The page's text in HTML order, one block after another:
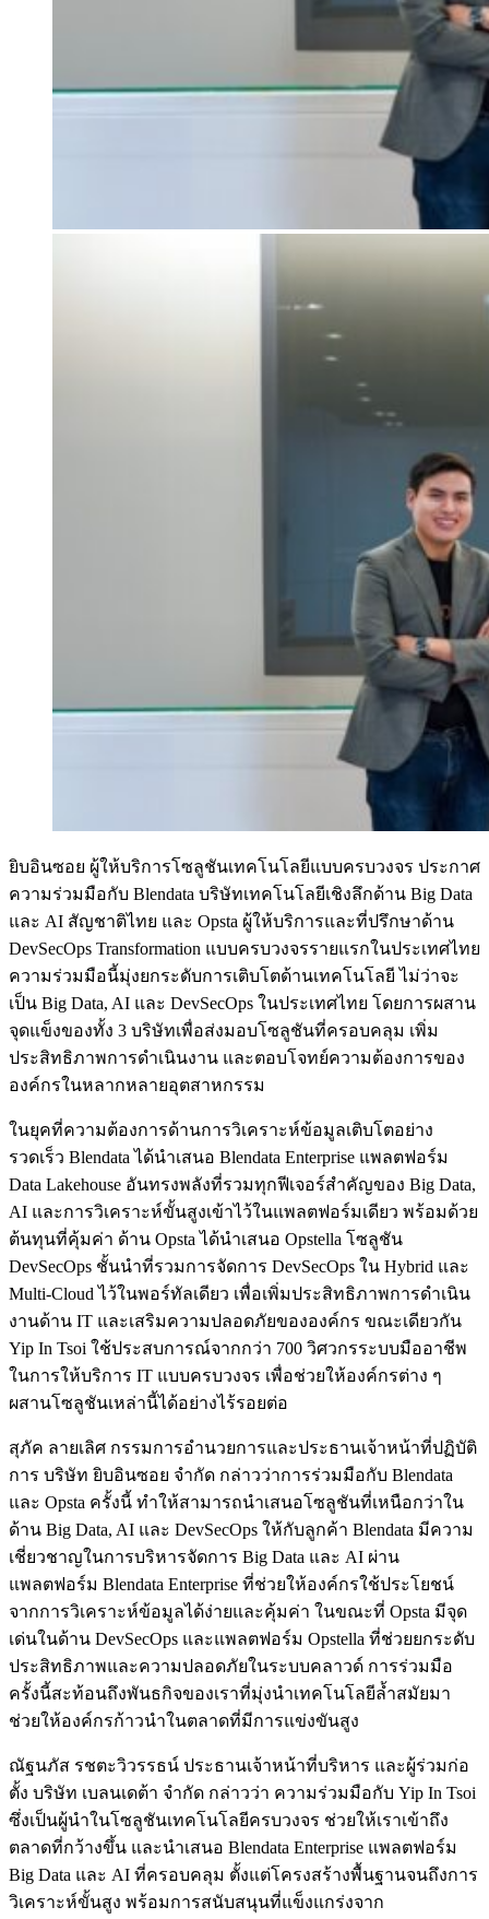
ยิบอินซอย ผู้ให้บริการโซลูชันเทคโนโลยีแบบครบวงจร ประกาศ
ความร่วมมือกับ Blendata บริษัทเทคโนโลยีเชิงลึกด้าน Big Data
และ AI สัญชาติไทย และ Opsta ผู้ให้บริการและที่ปรึกษาด้าน
DevSecOps Transformation แบบครบวงจรรายแรกในประเทศไทย
ความร่วมมือนี้มุ่งยกระดับการเติบโตด้านเทคโนโลยี ไม่ว่าจะ
เป็น Big Data, AI และ DevSecOps ในประเทศไทย โดยการผสาน
จุดแข็งของทั้ง 3 บริษัทเพื่อส่งมอบโซลูชันที่ครอบคลุม เพิ่ม
ประสิทธิภาพการดำเนินงาน และตอบโจทย์ความต้องการของ
องค์กรในหลากหลายอุตสาหกรรม
ในยุคที่ความต้องการด้านการวิเคราะห์ข้อมูลเติบโตอย่าง
รวดเร็ว Blendata ได้นำเสนอ Blendata Enterprise แพลตฟอร์ม
Data Lakehouse อันทรงพลังที่รวมทุกฟีเจอร์สำคัญของ Big Data,
AI และการวิเคราะห์ขั้นสูงเข้าไว้ในแพลตฟอร์มเดียว พร้อมด้วย
ต้นทุนที่คุ้มค่า ด้าน Opsta ได้นำเสนอ Opstella โซลูชัน
DevSecOps ชั้นนำที่รวมการจัดการ DevSecOps ใน Hybrid และ
Multi-Cloud ไว้ในพอร์ทัลเดียว เพื่อเพิ่มประสิทธิภาพการดำเนิน
งานด้าน IT และเสริมความปลอดภัยขององค์กร ขณะเดียวกัน
Yip In Tsoi ใช้ประสบการณ์จากกว่า 700 วิศวกรระบบมืออาชีพ
ในการให้บริการ IT แบบครบวงจร เพื่อช่วยให้องค์กรต่าง ๆ
ผสานโซลูชันเหล่านี้ได้อย่างไร้รอยต่อ
สุภัค ลายเลิศ กรรมการอำนวยการและประธานเจ้าหน้าที่ปฏิบัติ
การ บริษัท ยิบอินซอย จำกัด กล่าวว่าการร่วมมือกับ Blendata
และ Opsta ครั้งนี้ ทำให้สามารถนำเสนอโซลูชันที่เหนือกว่าใน
ด้าน Big Data, AI และ DevSecOps ให้กับลูกค้า Blendata มีความ
เชี่ยวชาญในการบริหารจัดการ Big Data และ AI ผ่าน
แพลตฟอร์ม Blendata Enterprise ที่ช่วยให้องค์กรใช้ประโยชน์
จากการวิเคราะห์ข้อมูลได้ง่ายและคุ้มค่า ในขณะที่ Opsta มีจุด
เด่นในด้าน DevSecOps และแพลตฟอร์ม Opstella ที่ช่วยยกระดับ
ประสิทธิภาพและความปลอดภัยในระบบคลาวด์ การร่วมมือ
ครั้งนี้สะท้อนถึงพันธกิจของเราที่มุ่งนำเทคโนโลยีล้ำสมัยมา
ช่วยให้องค์กรก้าวนำในตลาดที่มีการแข่งขันสูง
ณัฐนภัส รชตะวิวรรธน์ ประธานเจ้าหน้าที่บริหาร และผู้ร่วมก่อ
ตั้ง บริษัท เบลนเดต้า จำกัด กล่าวว่า ความร่วมมือกับ Yip In Tsoi
ซึ่งเป็นผู้นำในโซลูชันเทคโนโลยีครบวงจร ช่วยให้เราเข้าถึง
ตลาดที่กว้างขึ้น และนำเสนอ Blendata Enterprise แพลตฟอร์ม
Big Data และ AI ที่ครอบคลุม ตั้งแต่โครงสร้างพื้นฐานจนถึงการ
วิเคราะห์ขั้นสูง พร้อมการสนับสนุนที่แข็งแกร่งจาก